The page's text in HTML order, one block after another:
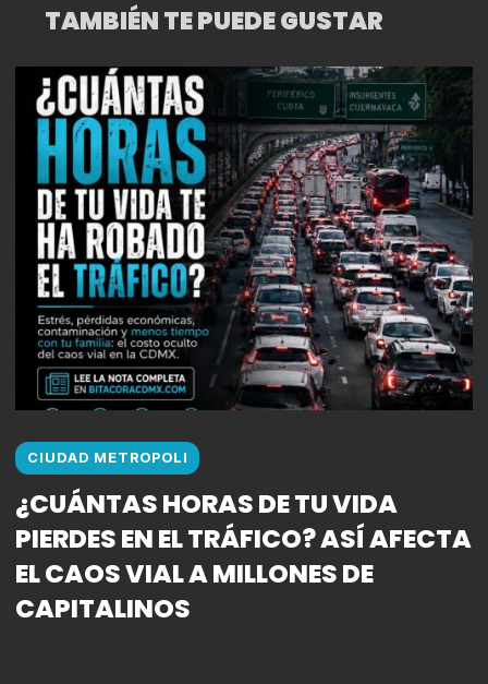
TAMBIÉN TE PUEDE GUSTAR
CIUDAD METROPOLI
¿CUÁNTAS HORAS DE TU VIDA
PIERDES EN EL TRÁFICO? ASÍ AFECTA
EL CAOS VIAL A MILLONES DE
CAPITALINOS